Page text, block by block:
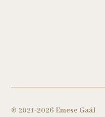
© 2021-2026 Emese Gaál